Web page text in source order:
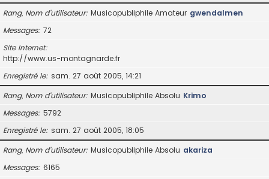
Rang, Nom d’utilisateur Musicopubliphile Amateur gwendalmen
Messages 72
Site Internet
http://www.us-montagnarde.fr
Enregistré le sam. 27 août 2005, 14:21
Rang, Nom d’utilisateur Musicopubliphile Absolu Krimo
Messages 5792
Enregistré le sam. 27 août 2005, 18:05
Rang, Nom d’utilisateur Musicopubliphile Absolu akariza
Messages 6165